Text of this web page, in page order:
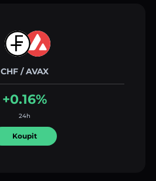
CHF / AVAX
+0.16%
24h
Koupit